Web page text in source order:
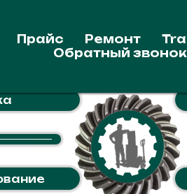
Прайс Ремонт
Обратный звонок